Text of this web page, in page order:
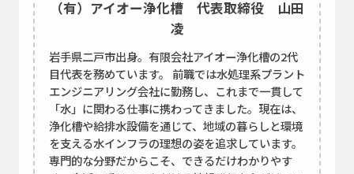
（有）アイオー浄化槽 代表取締役 山田
凌
岩手県二戸市出身。有限会社アイオー浄化槽の2代
目代表を務めています。 前職では水処理系プラント
エンジニアリング会社に勤務し、これまで一貫して
「水」に関わる仕事に携わってきました。現在は、
浄化槽や給排水設備を通じて、地域の暮らしと環境
を支える水インフラの理想の姿を追求しています。
専門的な分野だからこそ、できるだけわかりやす